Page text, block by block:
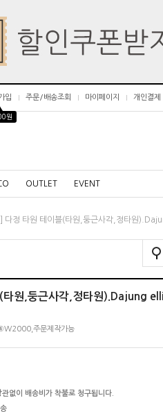
입
원
주문/배송조회 마이페이지 개인결제
OUTLET EVENT
다정 타원 테이블(타원,둥근사각,정타원
타원,둥근사각,정타원).Dajung
주문제작가능
관없이 배송비가 착불로 청구됩니다.